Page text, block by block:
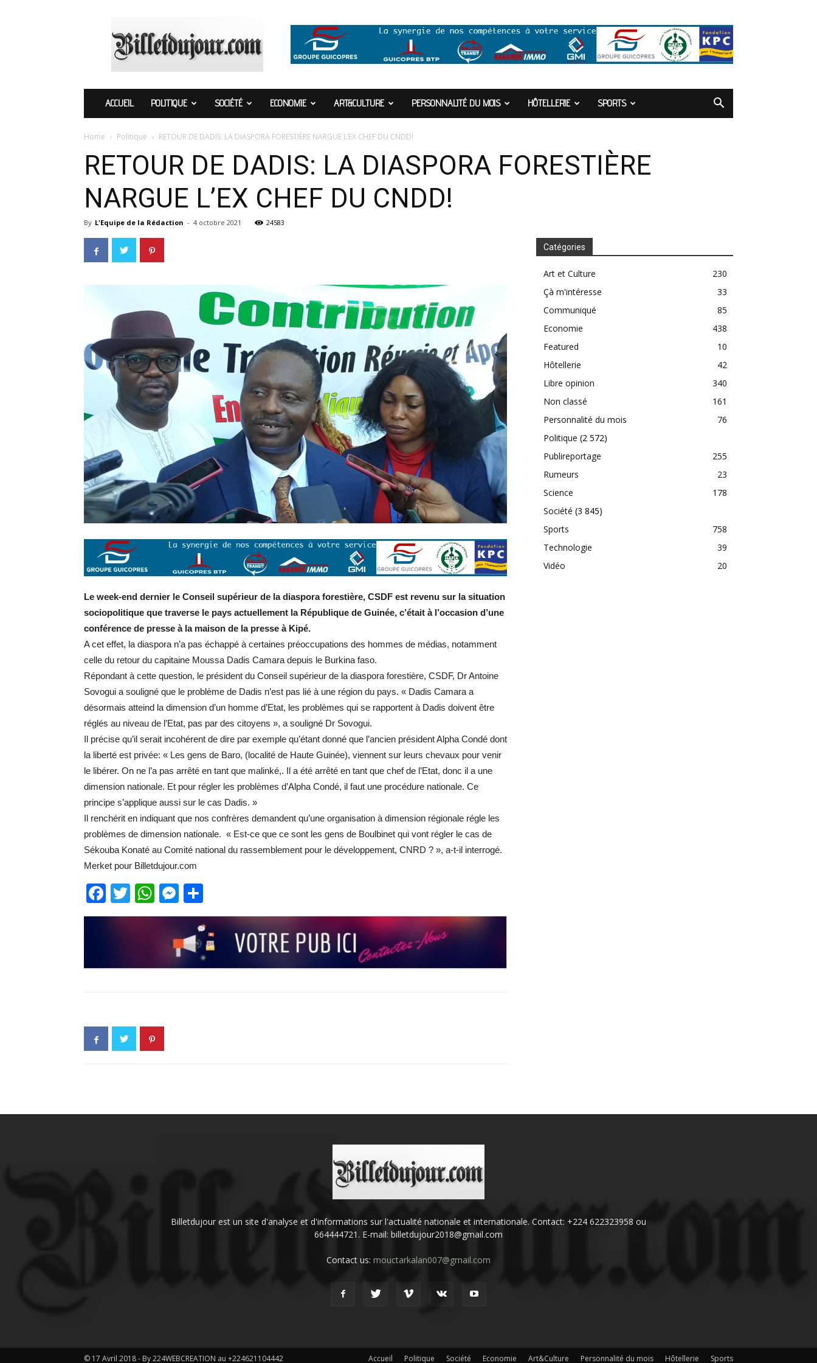
ACCUEIL POLITIQUE SOCIÉTÉ ECONOMIE ART&CULTURE PERSONNALITÉ DU MOIS HÔTELLERIE SPORTS
Home Politique RETOUR DE DADIS: LA DIASPORA FORESTIÈRE NARGUE L’EX CHEF DU CNDD!
RETOUR DE DADIS: LA DIASPORA FORESTIÈRE
NARGUE L’EX CHEF DU CNDD!
By L'Equipe de la Rédaction - 4 octobre 2021 24583
Le week-end dernier le Conseil supérieur de la diaspora forestière, CSDF est revenu sur la situation
sociopolitique que traverse le pays actuellement la République de Guinée, c’était à l’occasion d’une
conférence de presse à la maison de la presse à Kipé.
A cet effet, la diaspora n’a pas échappé à certaines préoccupations des hommes de médias, notamment
celle du retour du capitaine Moussa Dadis Camara depuis le Burkina faso.
Répondant à cette question, le président du Conseil supérieur de la diaspora forestière, CSDF, Dr Antoine
Sovogui a souligné que le problème de Dadis n’est pas lié à une région du pays. « Dadis Camara a
désormais atteind la dimension d’un homme d’Etat, les problèmes qui se rapportent à Dadis doivent être
réglés au niveau de l’Etat, pas par des citoyens », a souligné Dr Sovogui.
Il précise qu’il serait incohérent de dire par exemple qu’étant donné que l’ancien président Alpha Condé dont
la liberté est privée: « Les gens de Baro, (localité de Haute Guinée), viennent sur leurs chevaux pour venir
le libérer. On ne l’a pas arrêté en tant que malinké,. Il a été arrêté en tant que chef de l’Etat, donc il a une
dimension nationale. Et pour régler les problèmes d’Alpha Condé, il faut une procédure nationale. Ce
principe s’applique aussi sur le cas Dadis. »
Il renchérit en indiquant que nos confrères demandent qu’une organisation à dimension régionale régle les
problèmes de dimension nationale. « Est-ce que ce sont les gens de Boulbinet qui vont régler le cas de
Sékouba Konaté au Comité national du rassemblement pour le développement, CNRD ? », a-t-il interrogé.
Merket pour Billetdujour.com
Facebook
TwitterWhatsApp
Messenger
Catégories
Art et Culture
230
Çà m'intéresse
33
Communiqué
85
Economie
438
Featured
10
Hôtellerie
42
Libre opinion
340
Non classé
161
Personnalité du mois
76
Politique (2 572)
Publireportage
255
Rumeurs
23
Science
178
Société (3 845)
Sports
758
Technologie
39
Vidéo
20
Billetdujour est un site d'analyse et d'informations sur l'actualité nationale et internationale. Contact: +224 622323958 ou
664444721. E-mail: billetdujour2018@gmail.com
Contact us: mouctarkalan007@gmail.com
Accueil Politique Société Economie Art&Culture Personnalité du mois Hôtellerie Sports
© 17 Avril 2018 - By 224WEBCREATION au +224621104442